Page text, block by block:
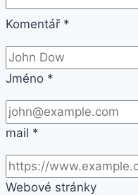
Komentář *
Jméno *
mail *
Webové stránky